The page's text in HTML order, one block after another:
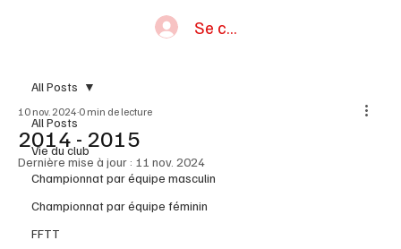
Se connecter
All Posts
Vie du club
Championnat par équipe masculin
Championnat par équipe féminin
FFTT
All Posts
2014 - 2015
10 nov. 2024 0 min de lecture
Dernière mise à jour : 11 nov. 2024